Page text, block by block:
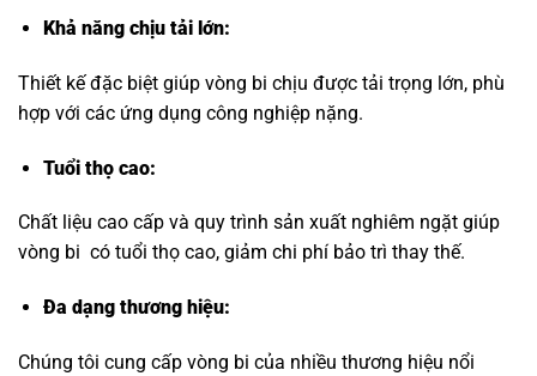
Khả năng chịu tải lớn:
Thiết kế đặc biệt giúp vòng bi chịu được tải trọng lớn, phù
hợp với các ứng dụng công nghiệp nặng.
Tuổi thọ cao:
Chất liệu cao cấp và quy trình sản xuất nghiêm ngặt giúp
vòng bi có tuổi thọ cao, giảm chi phí bảo trì thay thế.
Đa dạng thương hiệu:
Chúng tôi cung cấp vòng bi của nhiều thương hiệu nổi